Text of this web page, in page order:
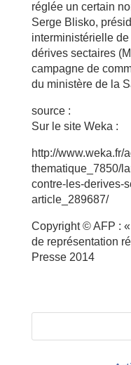
réglée un certain
Serge Blisko,
interministérielle
dérives sectaires
campagne de
du ministère de la
source :
Sur le site Weka :
http://www.weka.fr/
thematique_7850/
contre-les-derives-
article_289687/
Copyright © AFP :
de représentation
Presse 2014